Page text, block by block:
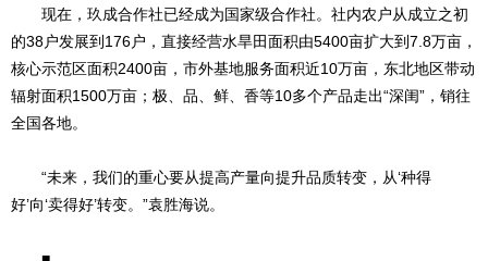
现在，玖成合作社已经成为国家级合作社。社内农户从成立之初
的38户发展到176户，直接经营水旱田面积由5400亩扩大到7.8万亩，
核心示范区面积2400亩，市外基地服务面积近10万亩，东北地区带动
辐射面积1500万亩；极、品、鲜、香等10多个产品走出“深闺”，销往
全国各地。
“未来，我们的重心要从提高产量向提升品质转变，从‘种得
好’向‘卖得好’转变。”袁胜海说。